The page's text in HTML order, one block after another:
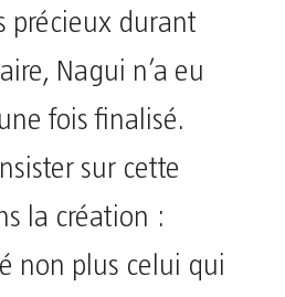
précieux durant
Nagui n’a eu
fois finalisé.
sur cette
la création :
non plus celui qui